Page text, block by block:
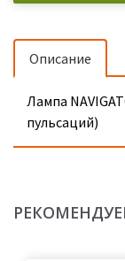
Описание
Лампа
пульсаций)